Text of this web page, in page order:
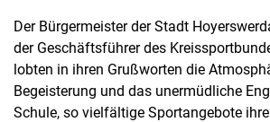
Der Bürgermeister der Stadt
der Geschäftsführer des
lobten in ihren Grußworten die
Begeisterung und das unermüdliche
Schule, so vielfältige Sportangebote